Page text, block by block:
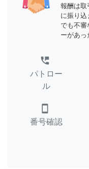
報酬は取
に振り込
でも不審
ーがあっ
perm_phone_msg
パトロー
ル
smartphone
番号確認